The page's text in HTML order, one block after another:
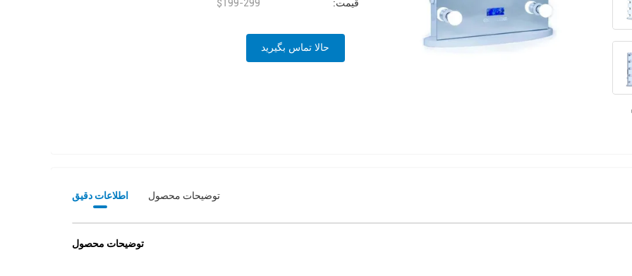
قیمت: $199-299
حالا تماس بگیرید
اطلاعات دقیق توضیحات محصول
توضیحات محصول